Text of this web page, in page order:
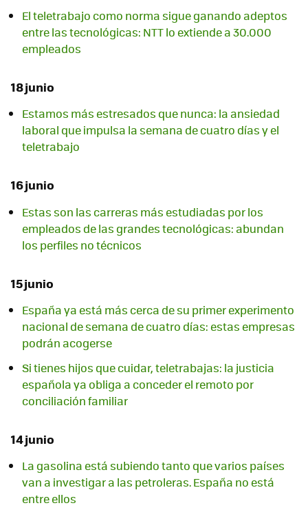
El teletrabajo como norma sigue ganando adeptos
entre las tecnológicas: NTT lo extiende a 30.000
empleados
18 junio
Estamos más estresados que nunca: la ansiedad
laboral que impulsa la semana de cuatro días y el
teletrabajo
16 junio
Estas son las carreras más estudiadas por los
empleados de las grandes tecnológicas: abundan
los perfiles no técnicos
15 junio
España ya está más cerca de su primer experimento
nacional de semana de cuatro días: estas empresas
podrán acogerse
Si tienes hijos que cuidar, teletrabajas: la justicia
española ya obliga a conceder el remoto por
conciliación familiar
14 junio
La gasolina está subiendo tanto que varios países
van a investigar a las petroleras. España no está
entre ellos